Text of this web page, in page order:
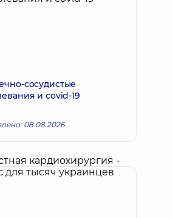
сосудистые
и covid-19
08.08.2026